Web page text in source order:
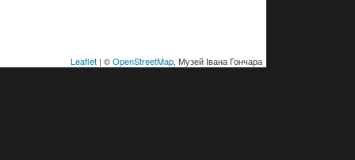
Leaflet | ©OpenStreetMap, Музей Івана Гончара